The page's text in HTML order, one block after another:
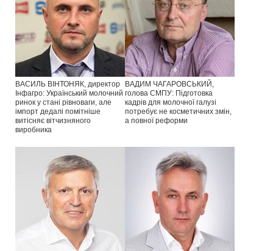
ВАСИЛЬ ВІНТОНЯК, директор
Інфагро: Український молочний
ринок у стані рівноваги, але
імпорт дедалі помітніше
витісняє вітчизняного
виробника
ВАДИМ ЧАГАРОВСЬКИЙ,
голова СМПУ: Підготовка
кадрів для молочної галузі
потребує не косметичних змін,
а повної реформи